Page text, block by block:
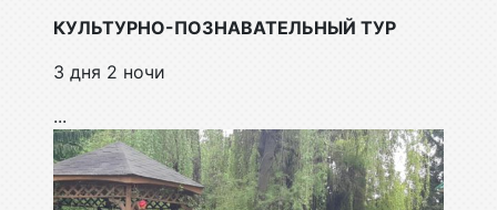
КУЛЬТУРНО-ПОЗНАВАТЕЛЬНЫЙ ТУР
3 дня 2 ночи
...